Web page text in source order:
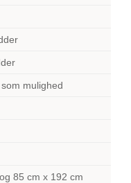
mulighed
85 cm x 192 cm